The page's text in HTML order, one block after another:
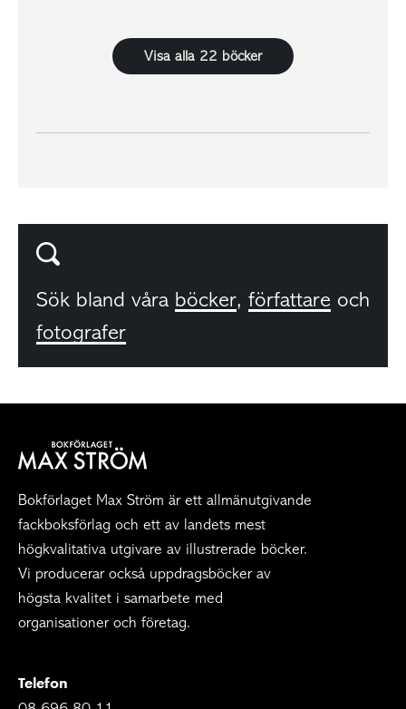
Visa alla 22 böcker
Sök bland våra böcker, författare och
fotografer
Bokförlaget Max Ström är ett allmänutgivande
fackboksförlag och ett av landets mest
högkvalitativa utgivare av illustrerade böcker.
Vi producerar också uppdragsböcker av
högsta kvalitet i samarbete med
organisationer och företag.
Telefon